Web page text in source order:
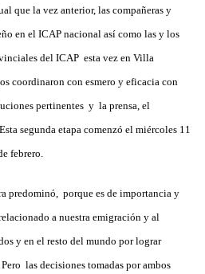
que la vez anterior, las compañeras y
en el ICAP nacional así como las y los
del ICAP esta vez en Villa
coordinaron con esmero y eficacia con
pertinentes y la prensa, el
segunda etapa comenzó el miércoles 11
febrero.
predominó, porque es de importancia y
a nuestra emigración y al
y en el resto del mundo por lograr
las decisiones tomadas por ambos